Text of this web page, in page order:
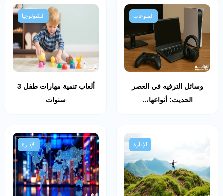
المنوعات
وسائل الترفيه في العصر
الحديث: أنواعها،..
التكنولوجيا
ألعاب تنمية مهارات طفل 3
سنوات
الإدارة الإدارة